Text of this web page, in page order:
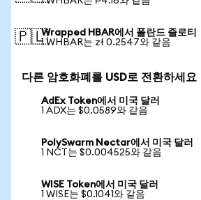
🇵🇱Wrapped HBAR에서 폴란드 즐로티
1 WHBAR는 zł 0.2547와 같음
다른 암호화폐를 USD로 전환하세요
AdEx Token에서 미국 달러
1 ADX는 $0.0589와 같음
PolySwarm Nectar에서 미국 달러
1 NCT는 $0.004525와 같음
WISE Token에서 미국 달러
1 WISE는 $0.1041와 같음